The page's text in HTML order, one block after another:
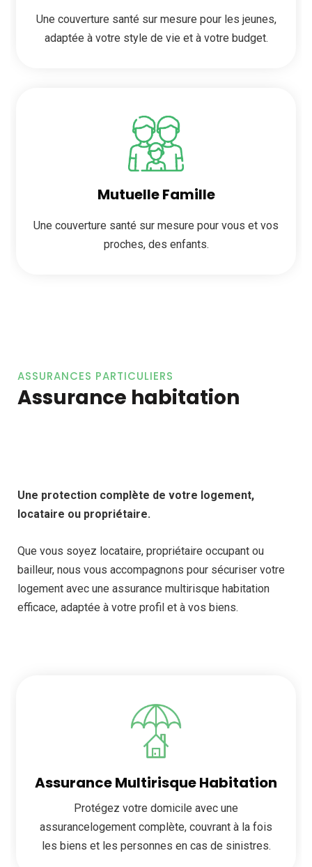
Une couverture santé sur mesure pour les jeunes,
adaptée à votre style de vie et à votre budget.
Mutuelle Famille
Une couverture santé sur mesure pour vous et vos
proches, des enfants.
ASSURANCES PARTICULIERS
Assurance habitation
Une protection complète de votre logement,
locataire ou propriétaire.
Que vous soyez locataire, propriétaire occupant ou
bailleur, nous vous accompagnons pour sécuriser votre
logement avec une assurance multirisque habitation
efficace, adaptée à votre profil et à vos biens.
Assurance Multirisque Habitation
Protégez votre domicile avec une
assurancelogement complète, couvrant à la fois
les biens et les personnes en cas de sinistres.